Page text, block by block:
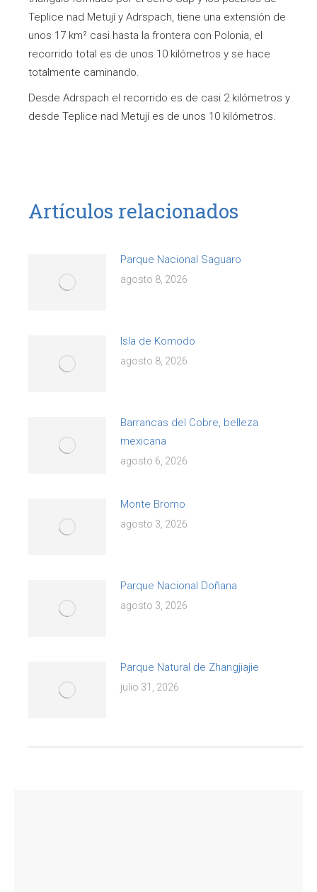
Teplice nad Metují y Adrspach, tiene una extensión de
unos 17 km² casi hasta la frontera con Polonia, el
recorrido total es de unos 10 kilómetros y se hace
totalmente caminando.
Desde Adrspach el recorrido es de casi 2 kilómetros y
desde Teplice nad Metují es de unos 10 kilómetros.
Artículos relacionados
Parque Nacional Saguaro
agosto 8, 2026
Isla de Komodo
agosto 8, 2026
Barrancas del Cobre, belleza
mexicana
agosto 6, 2026
Monte Bromo
agosto 3, 2026
Parque Nacional Doñana
agosto 3, 2026
Parque Natural de Zhangjiajie
julio 31, 2026